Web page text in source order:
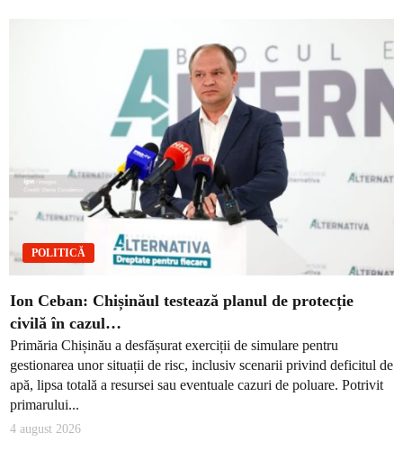
POLITICĂ
Ion Ceban: Chișinăul testează planul de protecție
civilă în cazul…
Primăria Chișinău a desfășurat exerciții de simulare pentru
gestionarea unor situații de risc, inclusiv scenarii privind deficitul de
apă, lipsa totală a resursei sau eventuale cazuri de poluare. Potrivit
primarului...
4 august 2026